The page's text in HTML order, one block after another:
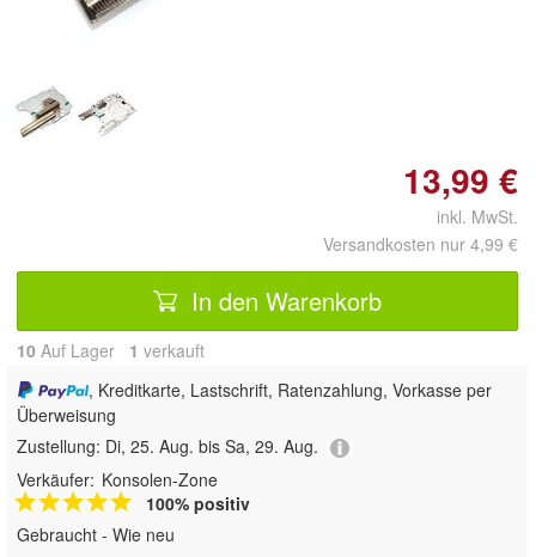
13,99 €
inkl. MwSt.
Versandkosten nur 4,99 €
In den Warenkorb
10 Auf Lager 1 verkauft
, Kreditkarte, Lastschrift, Ratenzahlung, Vorkasse per
Überweisung
Zustellung: Di, 25. Aug. bis Sa, 29. Aug.
Verkäufer: Konsolen-Zone
100% positiv
Gebraucht - Wie neu